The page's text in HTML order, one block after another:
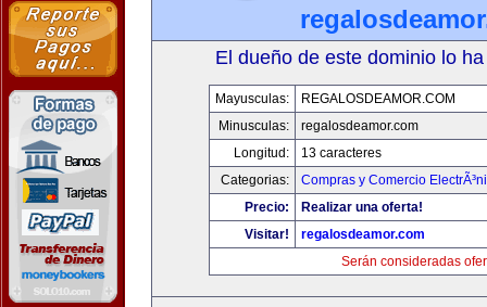
El dueño de este dominio lo
Mayusculas:
REGALOSDEAMOR.COM
Minusculas:
regalosdeamor.com
Longitud:
13 caracteres
Categorias:
Compras y Comercio
Precio:
Realizar una oferta!
Visitar!
regalosdeamor.com
Serán consideradas